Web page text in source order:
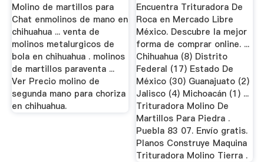
Molino de martillos para
Chat enmolinos de mano en
chihuahua ... venta de
molinos metalurgicos de
bola en chihuahua . molinos
de martillos paraventa ...
Ver Precio molino de
segunda mano para choriza
en chihuahua.
Encuentra Trituradora De
Roca en Mercado Libre
México. Descubre la mejor
forma de comprar online. ...
Chihuahua (8) Distrito
Federal (17) Estado De
México (30) Guanajuato (2)
Jalisco (4) Michoacán (1) ...
Trituradora Molino De
Martillos Para Piedra .
Puebla 83 07. Envío gratis.
Planos Construye Maquina
Trituradora Molino Tierra .